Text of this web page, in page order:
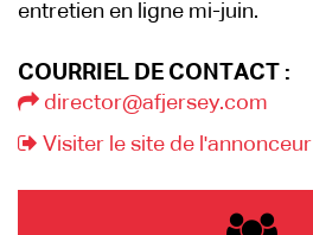
entretien en ligne mi-juin.
COURRIEL DE CONTACT :
director@afjersey.com
Visiter le site de l'annonceur